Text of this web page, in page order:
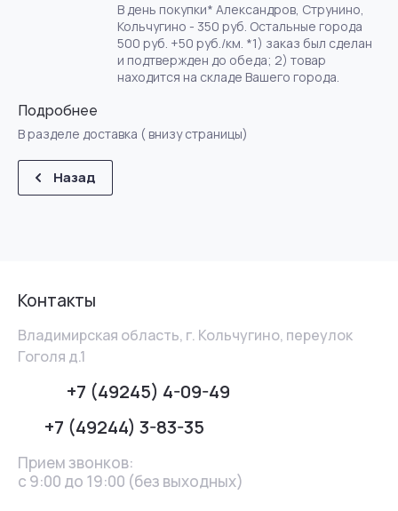
В день покупки* Александров, Струнино,
Кольчугино - 350 руб. Остальные города
500 руб. +50 руб./км. *1) заказ был сделан
и подтвержден до обеда; 2) товар
находится на складе Вашего города.
Подробнее
В разделе доставка ( внизу страницы)
Назад
Контакты
Владимирская область, г. Кольчугино, переулок
Гоголя д.1
+7 (49245) 4-09-49
+7 (49244) 3-83-35
Прием звонков:
с 9:00 до 19:00 (без выходных)